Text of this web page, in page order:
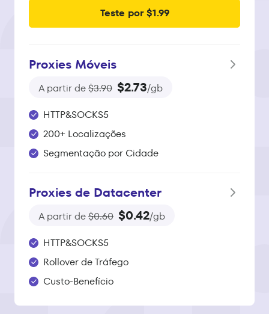
Teste por $1.99
Proxies Móveis
A partir de$3.90 $2.73/gb
HTTP&SOCKS5
200+ Localizações
Segmentação por Cidade
Proxies de Datacenter
A partir de$0.60 $0.42/gb
HTTP&SOCKS5
Rollover de Tráfego
Custo-Benefício